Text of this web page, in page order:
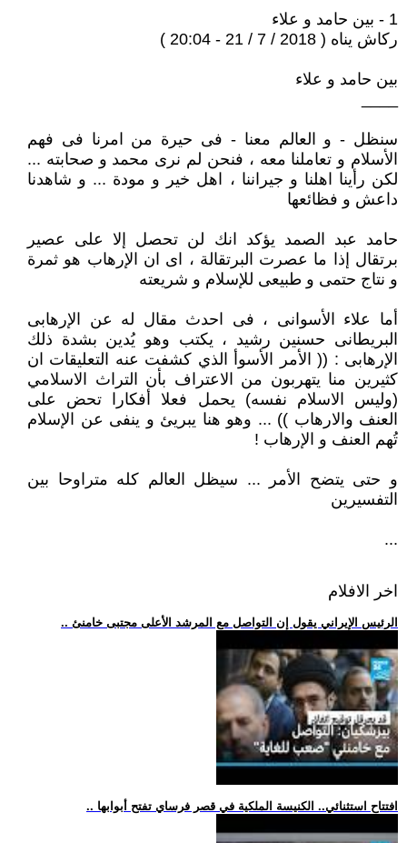
1 - بين حامد و علاء
ركاش يناه ( 2018 / 7 / 21 - 20:04 )
بين حامد و علاء
سنظل - و العالم معنا - فى حيرة من امرنا فى فهم
الأسلام و تعاملنا معه ، فنحن لم نرى محمد و صحابته ...
لكن رأينا اهلنا و جيراننا ، اهل خير و مودة ... و شاهدنا
داعش و فظائعها
حامد عبد الصمد يؤكد انك لن تحصل إلا على عصير
برتقال إذا ما عصرت البرتقالة ، اى ان الإرهاب هو ثمرة
و نتاج حتمى و طبيعى للإسلام و شريعته
أما علاء الأسوانى ، فى احدث مقال له عن الإرهابى
البريطانى حسنين رشيد ، يكتب وهو يُدين بشدة ذلك
الإرهابى : (( الأمر الأسوأ الذي كشفت عنه التعليقات ان
كثيرين منا يتهربون من الاعتراف بأن التراث الاسلامي
(وليس الاسلام نفسه) يحمل فعلا أفكارا تحض على
العنف والارهاب )) ... وهو هنا يبريئ و ينفى عن الإسلام
تُهم العنف و الإرهاب !
و حتى يتضح الأمر ... سيظل العالم كله متراوحا بين
التفسيرين
...
اخر الافلام
.. الرئيس الإيراني يقول إن التواصل مع المرشد الأعلى مجتبى خامنئ
.. افتتاح استثنائي.. الكنيسة الملكية في قصر فرساي تفتح أبوابها